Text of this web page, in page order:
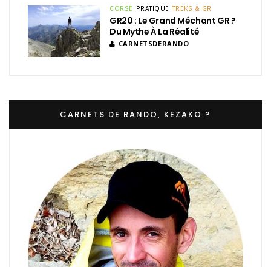
CORSE PRATIQUE TREKS & GR
GR20 : Le Grand Méchant GR ?
Du Mythe À La Réalité
CARNETSDERANDO
CARNETS DE RANDO, KEZAKO ?